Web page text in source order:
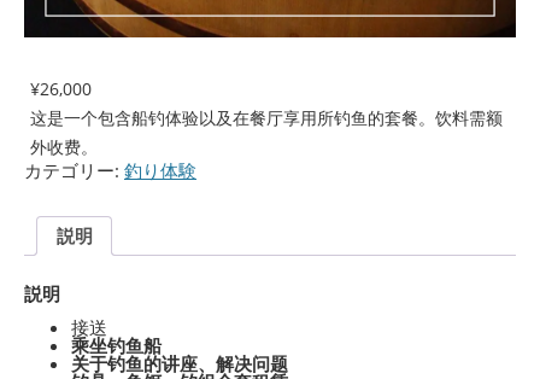
¥26,000
这是一个包含船钓体验以及在餐厅享用所钓鱼的套餐。饮料需额
外收费。
カテゴリー: 釣り体験
説明
説明
接送
乘坐钓鱼船
关于钓鱼的讲座、解决问题